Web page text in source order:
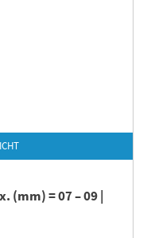
(mm) = 07 – 09 |